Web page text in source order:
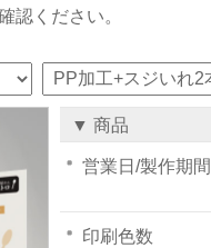
認ください。
▼ 商品
営業日/製作期間
印刷色数